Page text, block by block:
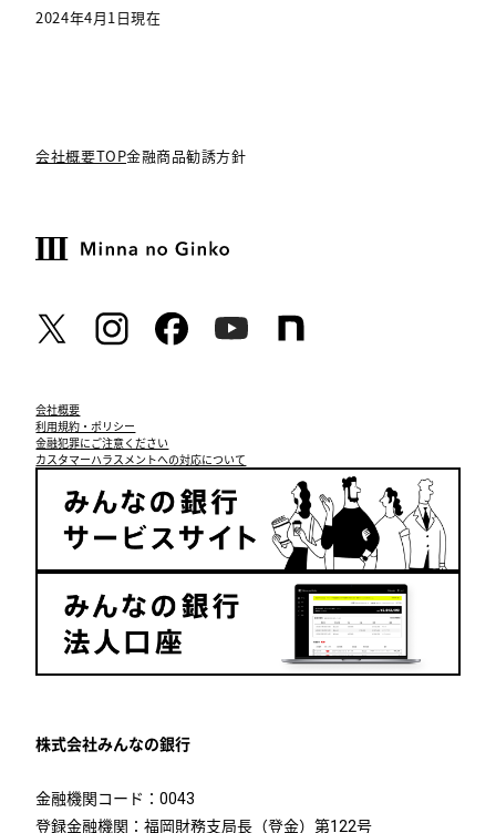
2024年4月1日現在
会社概要TOP金融商品勧誘方針
会社概要
利用規約・ポリシー
金融犯罪にご注意ください
カスタマーハラスメントへの対応について
株式会社みんなの銀行
金融機関コード：0043
登録金融機関：福岡財務支局長（登金）第122号